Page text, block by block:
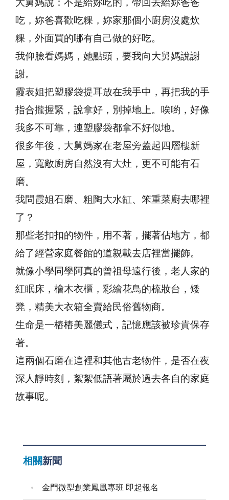
大舅媽說：不是給妳吃的，帶回去給妳爸爸
吃，妳爸喜歡吃粿，妳家那個小廚房沒處炊
粿，外面買的哪有自己做的好吃。
我仰臉看媽媽，她點頭，要我向大舅媽說謝
謝。
霞表姐把塑膠袋提耳放在我手中，再把我的手
指合攏握緊，說拿好，別掉地上。唉喲，好像
我多不可靠，連塑膠袋都拿不好似地。
很多年後，大舅媽家在老屋旁蓋起四層樓新
屋，寬敞廚房自然沒有大灶，更不可能有石
磨。
我問霞姐石磨、粗陶大水缸、笨重菜廚去哪裡
了？
那些老扣扣的物件，用不著，擺著佔地方，都
給了經營家庭餐館的道親載去店裡當擺飾。
就像小學同學阿真的曾祖母遠行後，老人家的
紅眠床，檜木衣櫃，彩繪花鳥的梳妝台，矮
凳，精美大衣箱全賣給民俗舊物商。
生命是一樁樁美麗儀式，記憶應該被珍貴保存
著。
這兩個石磨在這裡和其他古老物件，是否在夜
深人靜時刻，絮絮低語著屬於過去各自的家庭
故事呢。
相關新聞
金門微型創業鳳凰專班 即起報名